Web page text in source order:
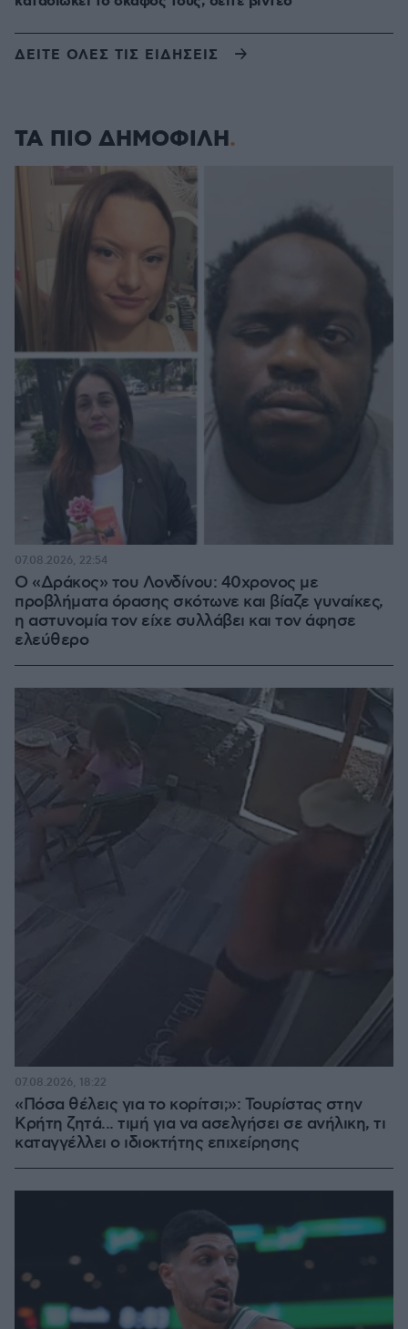
ΔΕΙΤΕ ΟΛΕΣ ΤΙΣ ΕΙΔΗΣΕΙΣ
ΤΑ ΠΙΟ ΔΗΜΟΦΙΛΗ
Ο «Δράκος» του Λονδίνου: 40χρονος με
προβλήματα όρασης σκότωνε και βίαζε γυναίκες,
η αστυνομία τον είχε συλλάβει και τον άφησε
ελεύθερο
07.08.2026, 22:54
«Πόσα θέλεις για το κορίτσι;»: Τουρίστας στην
Κρήτη ζητά... τιμή για να ασελγήσει σε ανήλικη, τι
καταγγέλλει ο ιδιοκτήτης επιχείρησης
07.08.2026, 18:22